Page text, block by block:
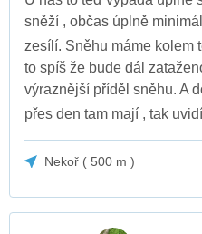
sněží , občas úplně
zesílí. Sněhu máme kolem
to spíš že bude dál
výraznější příděl sněhu. A
přes den tam mají , tak
Nekoř ( 500 m )